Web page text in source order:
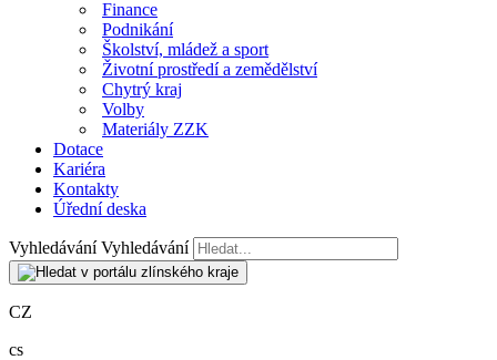
Finance
Podnikání
Školství, mládež a sport
Životní prostředí a zemědělství
Chytrý kraj
Volby
Materiály ZZK
Dotace
Kariéra
Kontakty
Úřední deska
Vyhledávání Vyhledávání
CZ
cs